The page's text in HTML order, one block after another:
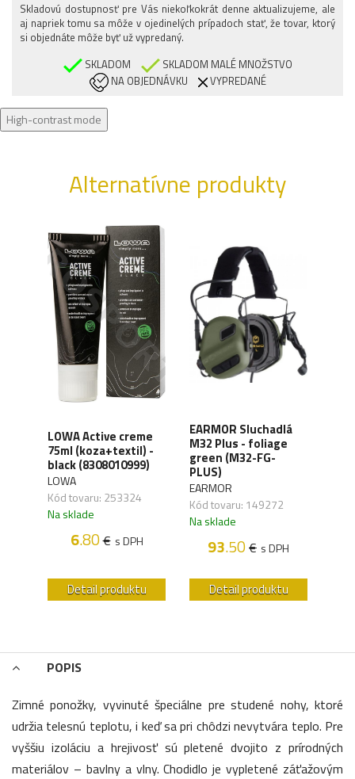
Skladovú dostupnosť pre Vás niekoľkokrát denne aktualizujeme, ale
aj napriek tomu sa môže v ojedinelých prípadoch stať, že tovar, ktorý
si objednáte môže byť už vypredaný.
SKLADOM
SKLADOM MALÉ MNOŽSTVO
NA OBJEDNÁVKU
VYPREDANÉ
High-contrast mode
Alternatívne produkty
LOWA Active creme
75ml (koza+textil) -
black (8308010999)
LOWA
Kód tovaru: 253324
Na sklade
6.80€ s DPH
Detail produktu
EARMOR Sluchadlá
M32 Plus - foliage
green (M32-FG-
PLUS)
EARMOR
Kód tovaru: 149272
Na sklade
93.50€ s DPH
Detail produktu
POPIS
Zimné ponožky, vyvinuté špeciálne pre studené nohy, ktoré
udržia telesnú teplotu, i keď sa pri chôdzi nevytvára teplo. Pre
vyššiu izoláciu a hrejivosť sú pletené dvojito z prírodných
materiálov – bavlny a vlny. Chodidlo je vypletené záťažovým